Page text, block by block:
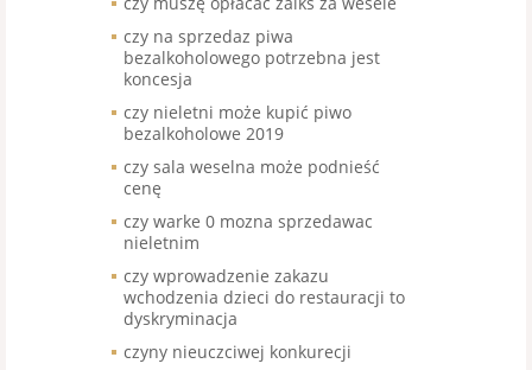
czy na sprzedaz piwa
bezalkoholowego potrzebna jest
koncesja
czy nieletni może kupić piwo
bezalkoholowe 2019
czy sala weselna może podnieść
cenę
czy warke 0 mozna sprzedawac
nieletnim
czy wprowadzenie zakazu
wchodzenia dzieci do restauracji to
dyskryminacja
czyny nieuczciwej konkurecji